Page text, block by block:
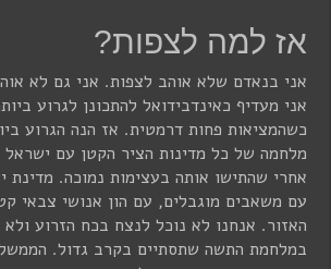
אז למה לצפות?
אני בנאדם שלא אוהב לצפות. אני גם לא
אני מעדיף כאינדבידואל להתכונן לגרוע
כשהמציאות פחות דרמטית. אז הנה הגרוע
מלחמה של כל מדינות הציר הקטן עם ישראל
אחרי שהתישו אותה בעצימות נמוכה. מדינת
עם משאבים מוגבלים, עם הון אנושי צבאי
האזור. אנחנו לא נוכל לנצח בכח הזרוע ולא
במלחמת התשה שתסתיים בקרב גדול.